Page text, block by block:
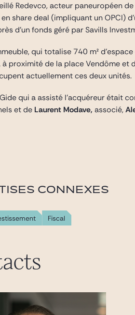
Redevco, acteur paneuropéen
share deal (impliquant un OPCI)
d’un fonds géré par Savills
qui totalise 740 m²
proximité de la place Vendôme et
actuellement ces deux unités.
qui a assisté l’acquéreur était
et de Laurent Modave, associé,
CONNEXES
Fiscal